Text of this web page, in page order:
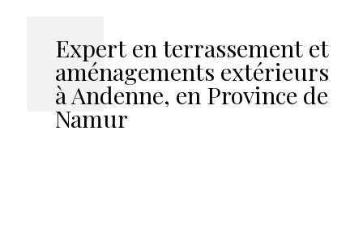
Expert en terrassement et
aménagements extérieurs
à Andenne, en Province de
Namur